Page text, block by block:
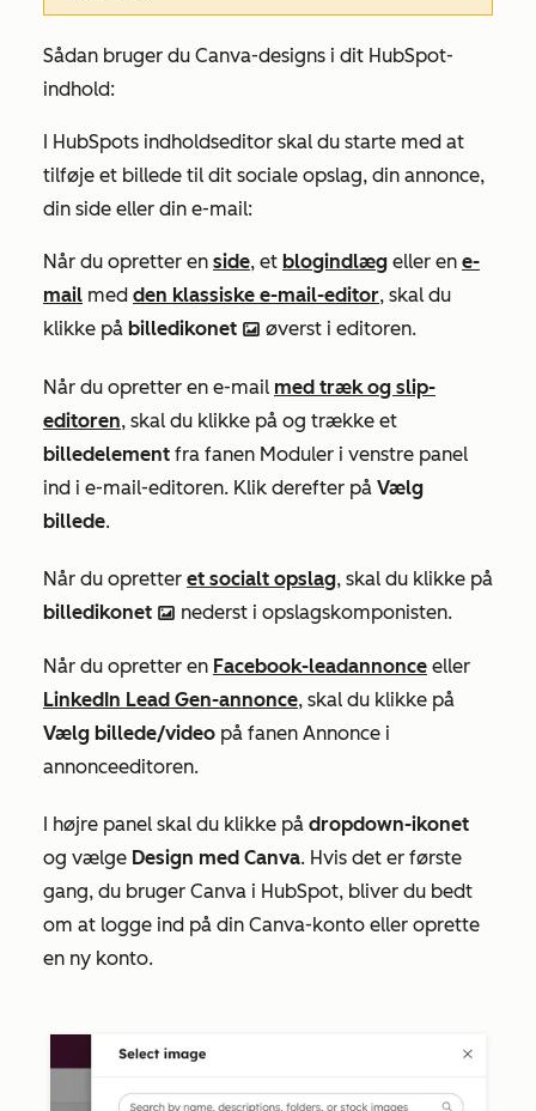
Sådan bruger du Canva-designs i dit HubSpot-
indhold:
I HubSpots indholdseditor skal du starte med at
tilføje et billede til dit sociale opslag, din annonce,
din side eller din e-mail:
Når du opretter en side, et blogindlæg eller en e-
mail med den klassiske e-mail-editor, skal du
klikke på billedikonet insertImage øverst i editoren.
Når du opretter en e-mail med træk og slip-
editoren, skal du klikke på og trække et
billedelement fra fanen Moduler i venstre panel
ind i e-mail-editoren. Klik derefter på Vælg
billede.
Når du opretter et socialt opslag, skal du klikke på
billedikonet insertImage nederst i opslagskomponisten.
Når du opretter en Facebook-leadannonce eller
LinkedIn Lead Gen-annonce, skal du klikke på
Vælg billede/video på fanen Annonce i
annonceeditoren.
I højre panel skal du klikke på dropdown-ikonet
og vælge Design med Canva. Hvis det er første
gang, du bruger Canva i HubSpot, bliver du bedt
om at logge ind på din Canva-konto eller oprette
en ny konto.